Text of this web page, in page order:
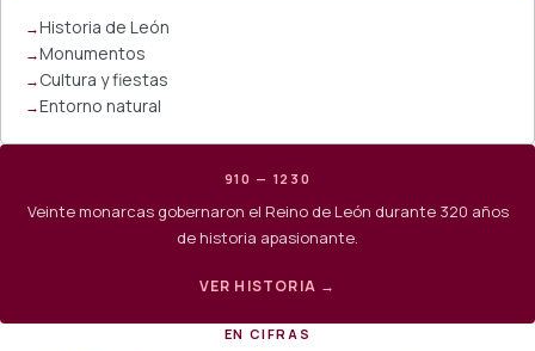
Historia de León
Monumentos
Cultura y fiestas
Entorno natural
910 — 1230
Veinte monarcas gobernaron el Reino de León durante 320 años
de historia apasionante.
VER HISTORIA →
EN CIFRAS